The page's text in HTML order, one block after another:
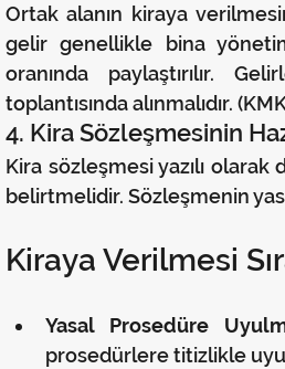
Ortak alanın kiraya
gelir genellikle bina
oranında paylaştırılır.
toplantısında alınmalıdır.
4. Kira Sözleşmesinin
Kira sözleşmesi yazılı
belirtmelidir. Sözleşmenin
Kiraya Verilmesi
Yasal Prosedüre
prosedürlere titizlikle